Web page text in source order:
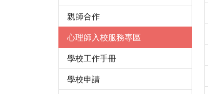
親師合作
心理師入校服務專區
學校工作手冊
學校申請